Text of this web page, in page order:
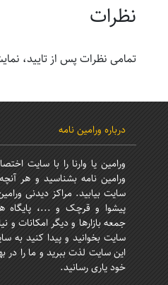
نظرات
تمامی نظرات پس از تایید،
درباره ورامین نامه
ورامین یا وارنا را با سایت
ورامین نامه بشناسید و هر
سایت بیابید. مراکز دیدنی
پیشوا و قرچک و ...، پایگاه
جمعه بازارها و دیگر امکانات و
سایت بخوانید و پیدا کنید به
این سایت لذت ببرید و ما را
خود یاری رسانید.